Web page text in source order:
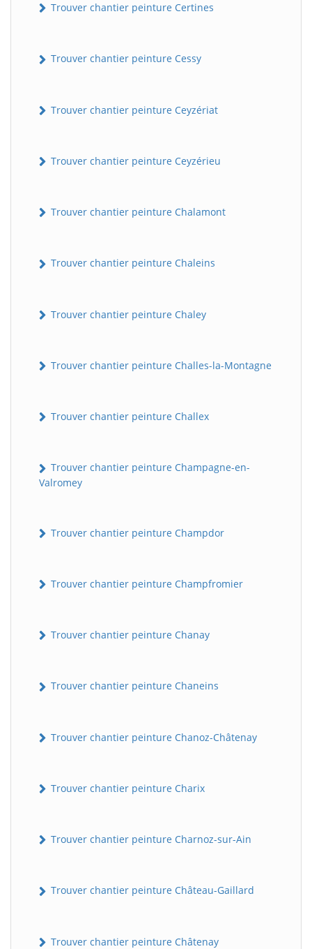
Trouver chantier peinture Certines
Trouver chantier peinture Cessy
Trouver chantier peinture Ceyzériat
Trouver chantier peinture Ceyzérieu
Trouver chantier peinture Chalamont
Trouver chantier peinture Chaleins
Trouver chantier peinture Chaley
Trouver chantier peinture Challes-la-Montagne
Trouver chantier peinture Challex
Trouver chantier peinture Champagne-en-
Valromey
Trouver chantier peinture Champdor
Trouver chantier peinture Champfromier
Trouver chantier peinture Chanay
Trouver chantier peinture Chaneins
Trouver chantier peinture Chanoz-Châtenay
Trouver chantier peinture Charix
Trouver chantier peinture Charnoz-sur-Ain
Trouver chantier peinture Château-Gaillard
Trouver chantier peinture Châtenay